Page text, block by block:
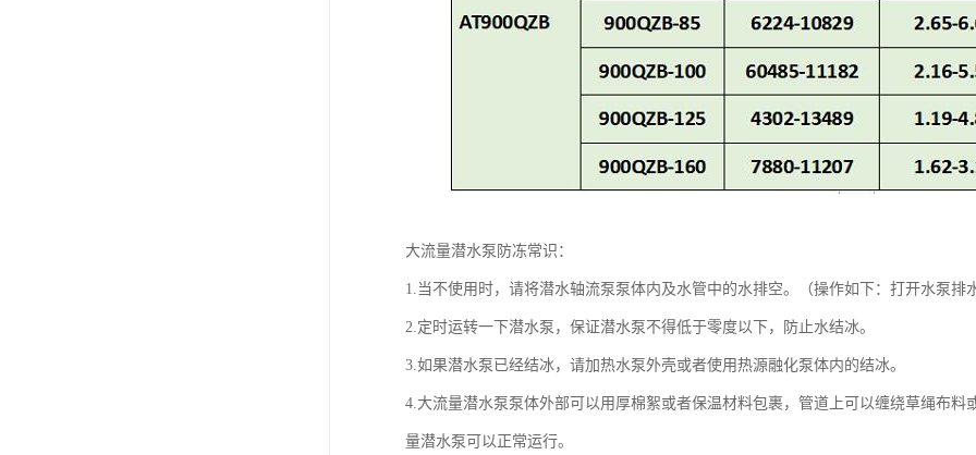
大流量潜水泵防冻常识：
1.当不使用时，请将潜水轴流泵泵体内及水管中的水排空。（操作如下：打开水泵排
2.定时运转一下潜水泵，保证潜水泵不得低于零度以下，防止水结冰。
3.如果潜水泵已经结冰，请加热水泵外壳或者使用热源融化泵体内的结冰。
4.大流量潜水泵泵体外部可以用厚棉絮或者保温材料包裹，管道上可以缠绕草绳布
量潜水泵可以正常运行。